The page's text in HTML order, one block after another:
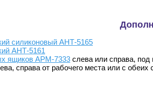
силиконовый АНТ-5165
АНТ-5161
ящиков АРМ-7333 слева или справа,
справа от рабочего места или с обеих